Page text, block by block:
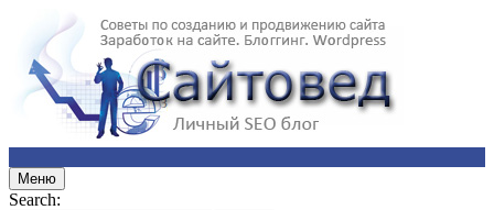
Меню
Search: